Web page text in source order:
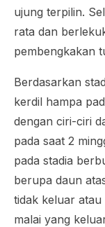
ujung terpilin.
rata dan
pembengkakan
Berdasarkan
kerdil hampa
dengan ciri-ciri
pada saat 2
pada stadia
berupa daun
tidak keluar
malai yang